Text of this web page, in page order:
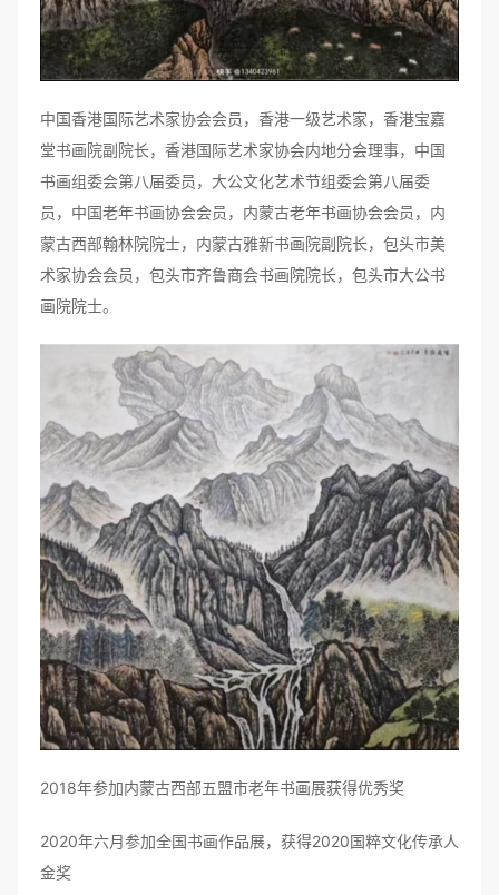
中国香港国际艺术家协会会员，香港一级艺术家，香港宝嘉
堂书画院副院长，香港国际艺术家协会内地分会理事，中国
书画组委会第八届委员，大公文化艺术节组委会第八届委
员，中国老年书画协会会员，内蒙古老年书画协会会员，内
蒙古西部翰林院院士，内蒙古雅新书画院副院长，包头市美
术家协会会员，包头市齐鲁商会书画院院长，包头市大公书
画院院士。
2018年参加内蒙古西部五盟市老年书画展获得优秀奖
2020年六月参加全国书画作品展，获得2020国粹文化传承人
金奖